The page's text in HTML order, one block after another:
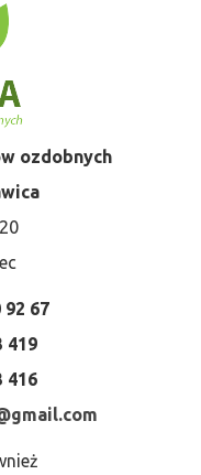
ozdobnych
67
419
416